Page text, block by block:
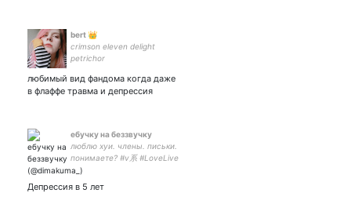
bert 👑
crimson eleven delight
petrichor
любимый вид фандома когда даже
в флаффе травма и депрессия
ебучку на беззвучку
люблю хуи. члены. письки.
понимаете? #v系 #LoveLive
#hypmic #utapri #anstar
#ParaLive #AAside
Депрессия в 5 лет